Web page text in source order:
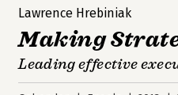
Lawrence Hrebiniak
Making
Leading effective